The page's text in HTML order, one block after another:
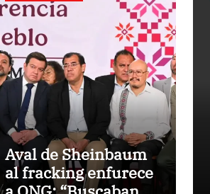
Aval de Sheinbaum
al fracking enfurece